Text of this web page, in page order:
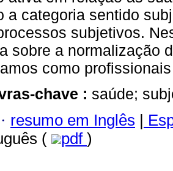
a categoria sentido
subjetivos.
sobre a normalização
como
chave : saúde;
· resumo em Inglês |
(
pdf )